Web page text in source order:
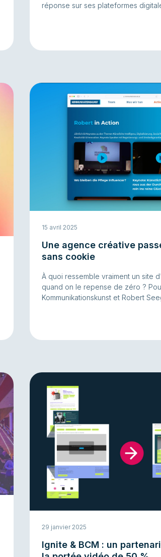
réponse sur ses plateformes
15 avril 2025
Une agence créative
sans cookie
À quoi ressemble vraiment un site
quand on le repense de zéro ?
Kommunikationskunst et Robert
lancent que pour la moitié des
29 janvier 2025
Ignite & BCM : un